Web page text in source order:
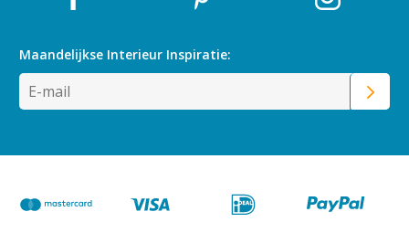
Maandelijkse Interieur Inspiratie: